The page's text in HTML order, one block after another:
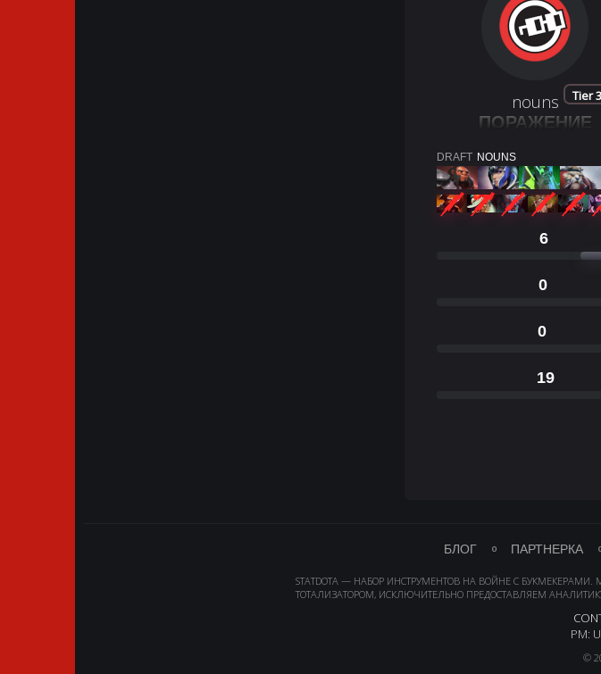
nouns Tier 3
ПОРАЖЕНИЕ
DRAFT NOUNS
6
0
0
19
БЛОГ ПАРТНЕРКА
STATDOTA — НАБОР ИНСТРУМЕНТОВ НА ВОЙНЕ С
ТОТАЛИЗАТОРОМ, ИСКЛЮЧИТЕЛЬНО ПРЕДОСТАВЛЯЕМ
PM:
©